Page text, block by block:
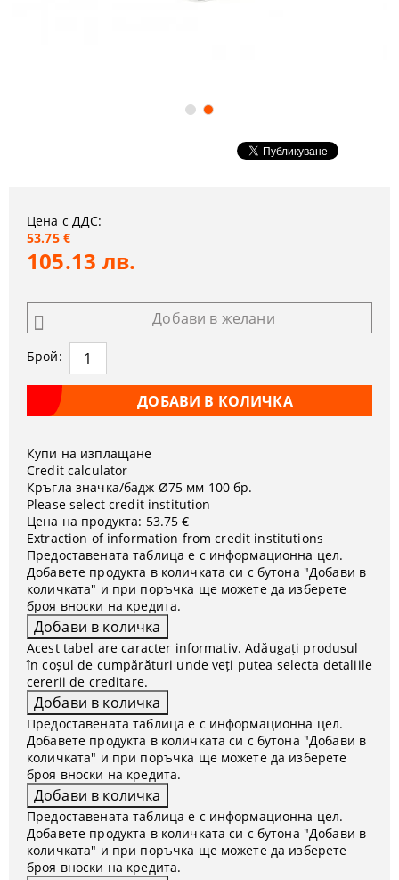
Цена с ДДС:
53.75 €
105.13 лв.
Добави в желани
Брой:
Купи на изплащане
Credit calculator
Кръгла значка/бадж Ø75 мм 100 бр.
Please select credit institution
Цена на продукта: 53.75 €
Extraction of information from credit institutions
Предоставената таблица е с информационна цел.
Добавете продукта в количката си с бутона "Добави в
количката" и при поръчка ще можете да изберете
броя вноски на кредита.
Acest tabel are caracter informativ. Adăugați produsul
în coșul de cumpărături unde veți putea selecta detaliile
cererii de creditare.
Предоставената таблица е с информационна цел.
Добавете продукта в количката си с бутона "Добави в
количката" и при поръчка ще можете да изберете
броя вноски на кредита.
Предоставената таблица е с информационна цел.
Добавете продукта в количката си с бутона "Добави в
количката" и при поръчка ще можете да изберете
броя вноски на кредита.